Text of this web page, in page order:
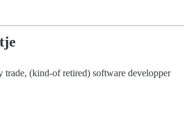
trade, (kind-of retired) software developper